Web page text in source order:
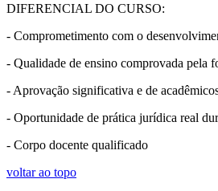
DIFERENCIAL DO CURSO:
- Comprometimento com o
- Qualidade de ensino comprovada pela
- Aprovação significativa e de
- Oportunidade de prática jurídica real
- Corpo docente qualificado
voltar ao topo